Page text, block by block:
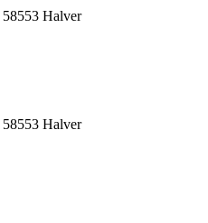
58553 Halver
58553 Halver